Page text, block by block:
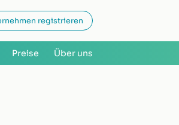
registrieren
Preise Über uns